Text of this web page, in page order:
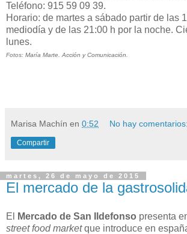
Teléfono: 915 59 09 39.
Horario: de martes a sábado partir de las
mediodía y de las 21:00 h por la noche.
lunes.
Fotos: María Marte. Acción y Comunicación.
Marisa Machín en 0:52 No hay comentarios:
Compartir
martes, 26 de mayo de 2015
El mercado de la
El Mercado de San Ildefonso presenta
street food marketque introduce en